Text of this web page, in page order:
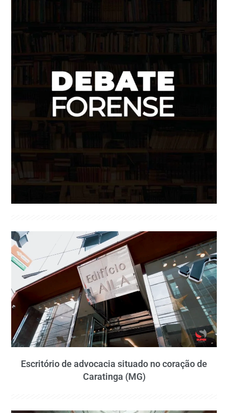
Escritório de advocacia situado no coração de
Caratinga (MG)